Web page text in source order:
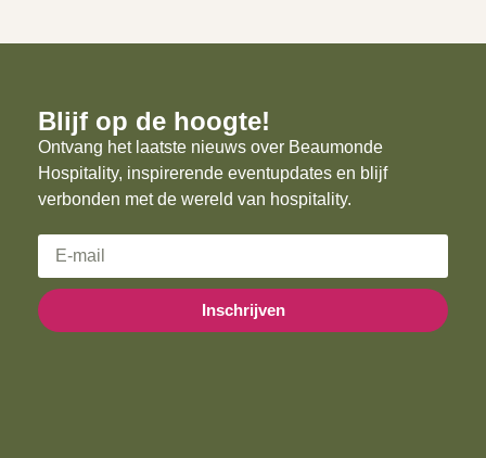
Blijf op de hoogte!
Ontvang het laatste nieuws over Beaumonde
Hospitality, inspirerende eventupdates en blijf
verbonden met de wereld van hospitality.
Inschrijven